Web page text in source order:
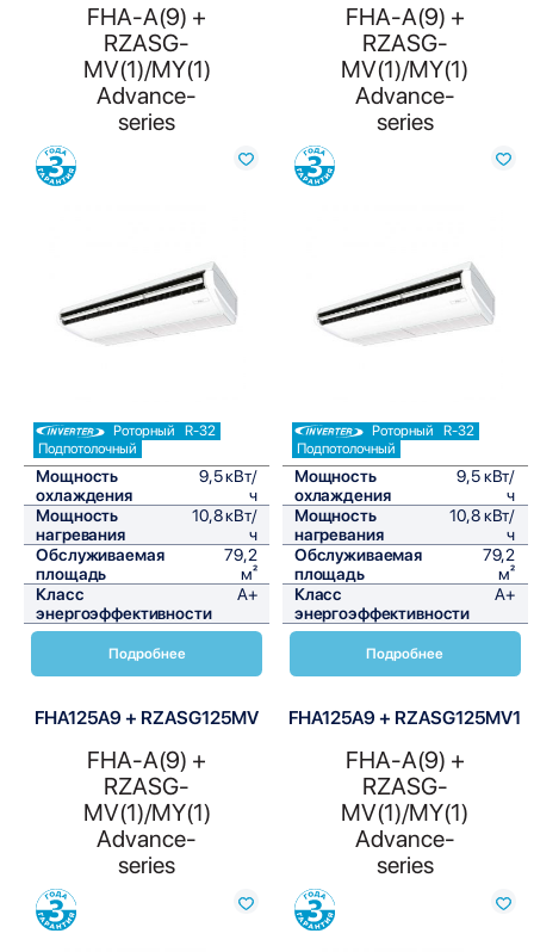
FHA-A(9) +
RZASG-
MV(1)/MY(1)
Advance-
series
Сравнить
Роторный
R-32
Подпотолочный
Мощность
охлаждения
9,5 кВт/
ч
Мощность
нагревания
10,8 кВт/
ч
Обслуживаемая
площадь
79,2
м²
Класс
энергоэффективности
A+
Подробнее
FHA-A(9) +
RZASG-
MV(1)/MY(1)
Advance-
series
Сравнить
Роторный
R-32
Подпотолочный
Мощность
охлаждения
9,5 кВт/
ч
Мощность
нагревания
10,8 кВт/
ч
Обслуживаемая
площадь
79,2
м²
Класс
энергоэффективности
A+
Подробнее
FHA125A9 + RZASG125MV
FHA-A(9) +
RZASG-
MV(1)/MY(1)
Advance-
series
FHA125A9 + RZASG125MV1
FHA-A(9) +
RZASG-
MV(1)/MY(1)
Advance-
series